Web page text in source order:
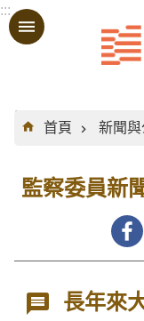
跳到主要內容區塊
:::
:::
首頁
新聞與
監察委員新
長年來